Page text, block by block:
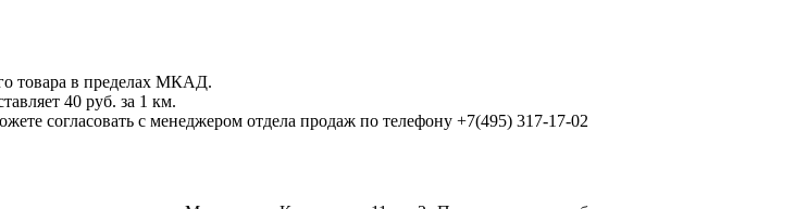
товара в пределах МКАД.
40 руб. за 1 км.
согласовать с менеджером отдела продаж по телефону +7(495) 317-17-02